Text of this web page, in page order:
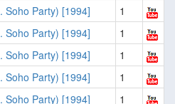
Soho Party) [1994]
1
Soho Party) [1994]
1
Soho Party) [1994]
1
Soho Party) [1994]
1
Soho Party) [1994]
1